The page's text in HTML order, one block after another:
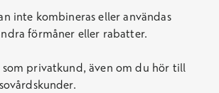
inte kombineras eller användas
förmåner eller rabatter.
privatkund, även om du hör till